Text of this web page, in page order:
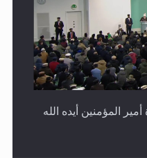
المؤمنين أيده الله